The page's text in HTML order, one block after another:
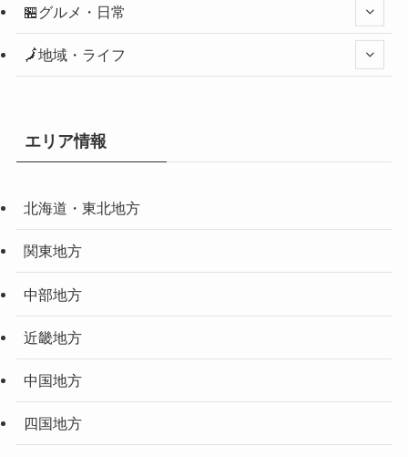
🏪グルメ・日常
🗾地域・ライフ
エリア情報
北海道・東北地方
関東地方
中部地方
近畿地方
中国地方
四国地方